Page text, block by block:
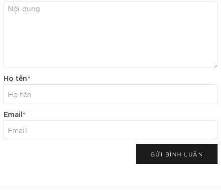
Họ tên*
Email*
GỬI BÌNH LUẬN